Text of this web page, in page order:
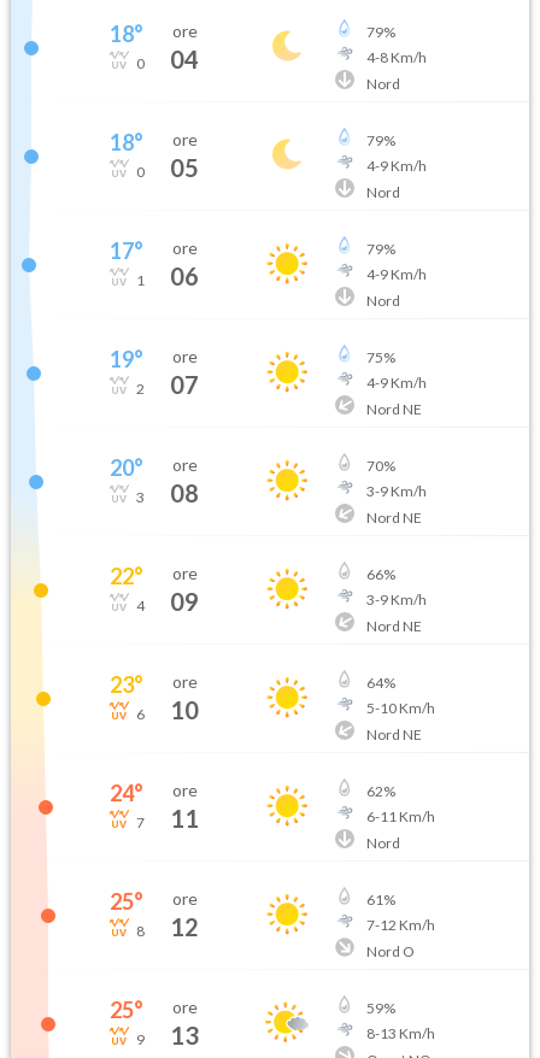
18°
0
ore
04
79%
4-8Km/h
Nord
18°
0
ore
05
79%
4-9Km/h
Nord
17°
1
ore
06
79%
4-9Km/h
Nord
19°
2
ore
07
75%
4-9Km/h
Nord NE
20°
3
ore
08
70%
3-9Km/h
Nord NE
22°
4
ore
09
66%
3-9Km/h
Nord NE
23°
6
ore
10
64%
5-10Km/h
Nord NE
24°
7
ore
11
62%
6-11Km/h
Nord
25°
8
ore
12
61%
7-12 Km/h
Nord O
25°
9
ore
13
59%
8-13 Km/h